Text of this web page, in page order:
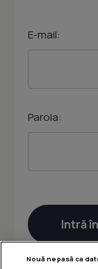
E-mail:
Parola:
Nouă ne pasă ca